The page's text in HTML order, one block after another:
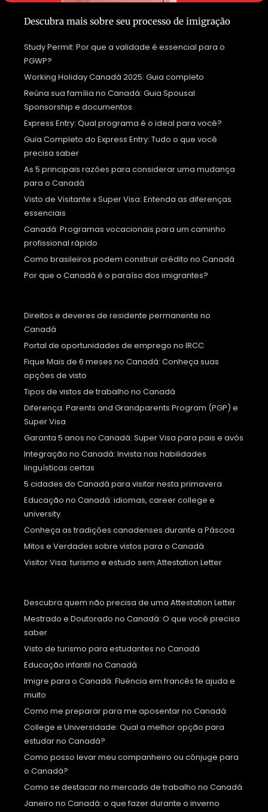
Descubra mais sobre seu processo de imigração
Study Permit: Por que a validade é essencial para o
PGWP?
Working Holiday Canadá 2025: Guia completo
Reúna sua família no Canadá: Guia Spousal
Sponsorship e documentos
Express Entry: Qual programa é o ideal para você?
Guia Completo do Express Entry: Tudo o que você
precisa saber
As 5 principais razões para considerar uma mudança
para o Canadá
Visto de Visitante x Super Visa: Entenda as diferenças
essenciais
Canadá: Programas vocacionais para um caminho
profissional rápido
Como brasileiros podem construir crédito no Canadá
Por que o Canadá é o paraíso dos imigrantes?
Direitos e deveres de residente permanente no
Canadá
Portal de oportunidades de emprego no IRCC
Fique Mais de 6 meses no Canadá: Conheça suas
opções de visto
Tipos de vistos de trabalho no Canadá
Diferença: Parents and Grandparents Program (PGP) e
Super Visa
Garanta 5 anos no Canadá: Super Visa para pais e avós
Integração no Canadá: Invista nas habilidades
linguísticas certas
5 cidades do Canadá para visitar nesta primavera
Educação no Canadá: idiomas, career college e
university
Conheça as tradições canadenses durante a Páscoa
Mitos e Verdades sobre vistos para o Canadá
Visitor Visa: turismo e estudo sem Attestation Letter
Descubra quem não precisa de uma Attestation Letter
Mestrado e Doutorado no Canadá: O que você precisa
saber
Visto de turismo para estudantes no Canadá
Educação infantil no Canadá
Imigre para o Canadá: Fluência em francês te ajuda e
muito
Como me preparar para me aposentar no Canadá
College e Universidade: Qual a melhor opção para
estudar no Canadá?
Como posso levar meu companheiro ou cônjuge para
o Canadá?
Como se destacar no mercado de trabalho no Canadá
Janeiro no Canadá: o que fazer durante o inverno